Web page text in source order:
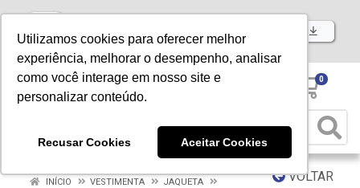
Utilizamos cookies para oferecer melhor
experiência, melhorar o desempenho, analisar
como você interage em nosso site e
personalizar conteúdo.
Recusar Cookies Aceitar Cookies
Baixe já nosso APP
0
VOLTAR
INÍCIO VESTIMENTA
JAQUETA